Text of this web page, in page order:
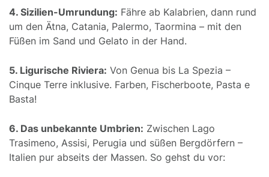
4. Sizilien-Umrundung: Fähre ab Kalabrien, dann rund
um den Ätna, Catania, Palermo, Taormina – mit den
Füßen im Sand und Gelato in der Hand.
5. Ligurische Riviera: Von Genua bis La Spezia –
Cinque Terre inklusive. Farben, Fischerboote, Pasta e
Basta!
6. Das unbekannte Umbrien: Zwischen Lago
Trasimeno, Assisi, Perugia und süßen Bergdörfern –
Italien pur abseits der Massen. So gehst du vor: